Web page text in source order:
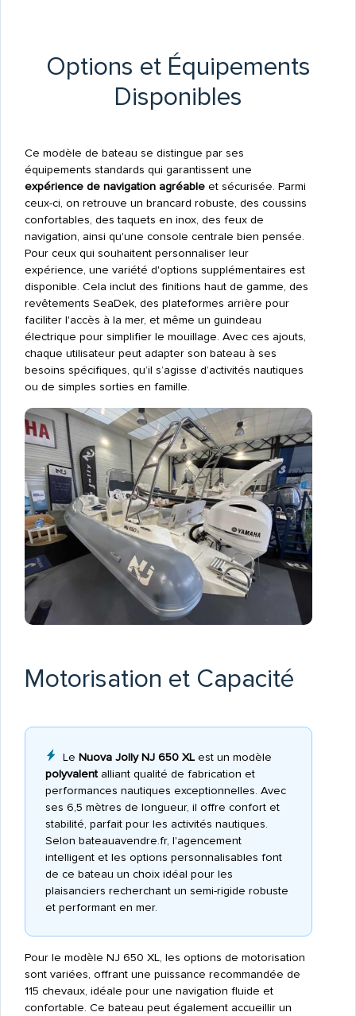
Options et Équipements
Disponibles
Ce modèle de bateau se distingue par ses
équipements standards qui garantissent une
expérience de navigation agréableet sécurisée. Parmi
ceux-ci, on retrouve un brancard robuste, des coussins
confortables, des taquets en inox, des feux de
navigation, ainsi qu'une console centrale bien pensée.
Pour ceux qui souhaitent personnaliser leur
expérience, une variété d'options supplémentaires est
disponible. Cela inclut des finitions haut de gamme, des
revêtements SeaDek, des plateformes arrière pour
faciliter l'accès à la mer, et même un guindeau
électrique pour simplifier le mouillage. Avec ces ajouts,
chaque utilisateur peut adapter son bateau à ses
besoins spécifiques, qu’il s’agisse d’activités nautiques
ou de simples sorties en famille.
Motorisation et Capacité
Le Nuova Jolly NJ 650 XLest un modèle
polyvalentalliant qualité de fabrication et
performances nautiques exceptionnelles. Avec
ses 6,5 mètres de longueur, il offre confort et
stabilité, parfait pour les activités nautiques.
Selon bateauavendre.fr, l'agencement
intelligent et les options personnalisables font
de ce bateau un choix idéal pour les
plaisanciers recherchant un semi-rigide robuste
et performant en mer.
Pour le modèle NJ 650 XL, les options de motorisation
sont variées, offrant une puissance recommandée de
115 chevaux, idéale pour une navigation fluide et
confortable. Ce bateau peut également accueillir un